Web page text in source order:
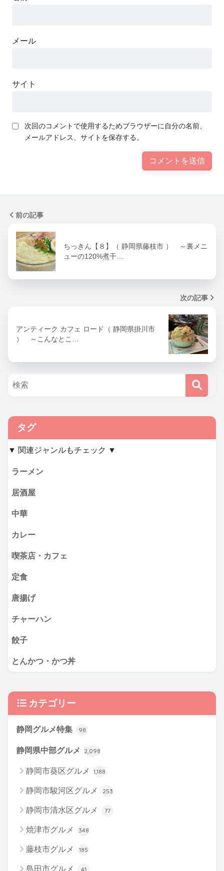
メール
サイト
次回のコメントで使用するためブラウザーに自分の名前、
メールアドレス、サイトを保存する。
前の記事
ちっきん【８】（ 静岡県藤枝市 ） ～裏メニ
ューの120%煮干…
次の記事
アンティーク カフェ ロード（ 静岡県掛川市
） ～こんなとこ…
タグ
▼ 関連ジャンルもチェック ▼
ラーメン
居酒屋
中華
カレー
喫茶店・カフェ
定食
唐揚げ
チャーハン
餃子
とんかつ・かつ丼
カテゴリー
静岡グルメ特集 98
静岡県中部グルメ 2,098
静岡市葵区グルメ 1,188
静岡市駿河区グルメ 253
静岡市清水区グルメ 77
焼津市グルメ 348
藤枝市グルメ 185
島田市グルメ 41